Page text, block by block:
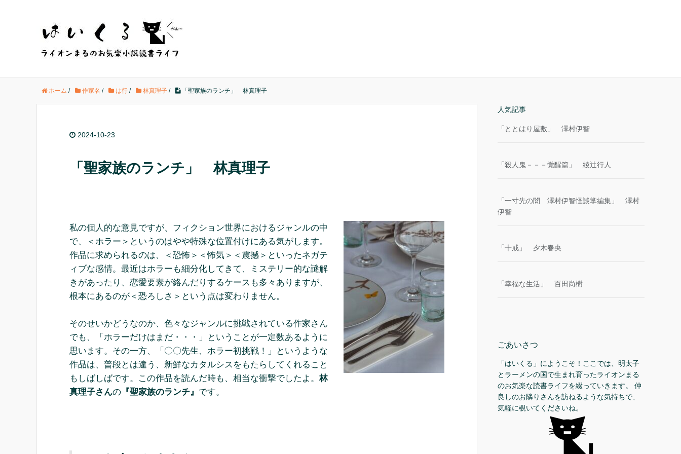
ホーム / 作家名 / は行 / 林真理子 / 「聖家族のランチ」 林真理子
2024-10-23
「聖家族のランチ」 林真理子
私の個人的な意見ですが、フィクション世界におけるジャンルの中
で、＜ホラー＞というのはやや特殊な位置付けにある気がします。
作品に求められるのは、＜恐怖＞＜怖気＞＜震撼＞といったネガテ
ィブな感情。最近はホラーも細分化してきて、ミステリー的な謎解
きがあったり、恋愛要素が絡んだりするケースも多々ありますが、
根本にあるのが＜恐ろしさ＞という点は変わりません。
そのせいかどうなのか、色々なジャンルに挑戦されている作家さん
でも、「ホラーだけはまだ・・・」ということが一定数あるように
思います。その一方、「〇〇先生、ホラー初挑戦！」というような
作品は、普段とは違う、新鮮なカタルシスをもたらしてくれること
もしばしばです。この作品を読んだ時も、相当な衝撃でしたよ。林
真理子さんの 『聖家族のランチ』 です。
人気記事
「ととはり屋敷」 澤村伊智
「殺人鬼－－－覚醒篇」 綾辻行人
「一寸先の闇 澤村伊智怪談掌編集」 澤村
伊智
「十戒」 夕木春央
「幸福な生活」 百田尚樹
ごあいさつ
「はいくる」にようこそ！ここでは、明太子
とラーメンの国で生まれ育ったライオンまる
のお気楽な読書ライフを綴っていきます。 仲
良しのお隣りさんを訪ねるような気持ちで、
気軽に覗いてくださいね。